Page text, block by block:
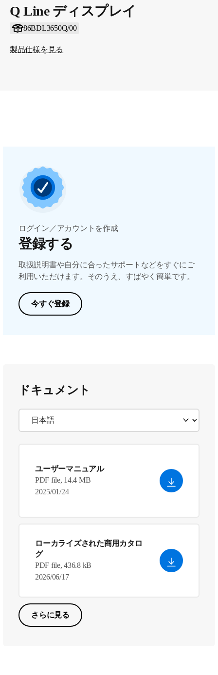
Q Line ディスプレイ
86BDL3650Q/00
製品仕様を見る
ログイン／アカウントを作成
登録する
取扱説明書や自分に合ったサポートなどをすぐにご
利用いただけます。そのうえ、すばやく簡単です。
今すぐ登録
ドキュメント
ユーザーマニュアル
PDF file, 14.4 MB
2025/01/24
ローカライズされた商用カタロ
グ
PDF file, 436.8 kB
2026/06/17
さらに見る